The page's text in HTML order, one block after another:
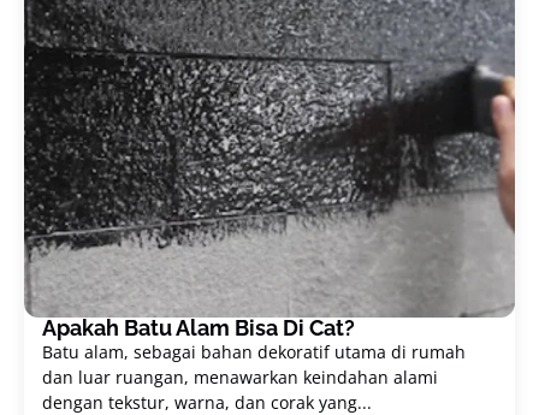
Apakah Batu Alam Bisa Di Cat?
Batu alam, sebagai bahan dekoratif utama di rumah
dan luar ruangan, menawarkan keindahan alami
dengan tekstur, warna, dan corak yang...